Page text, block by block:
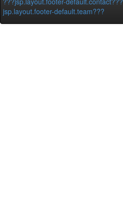
jsp.layout.footer-default.team???